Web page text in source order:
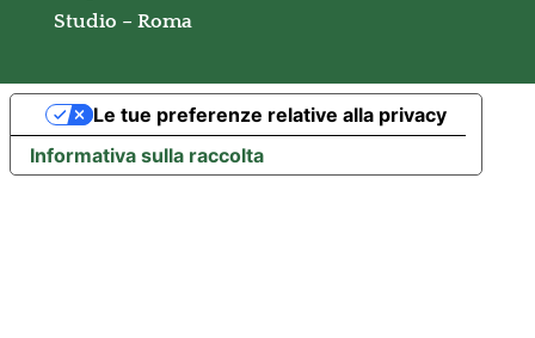
Studio – Roma
Informativa sulla raccolta
Le tue preferenze relative alla privacy